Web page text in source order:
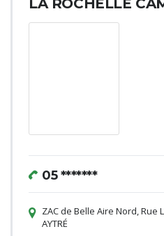
LA ROCHELLE
05 *******
ZAC de Belle Aire Nord, Rue
AYTRÉ